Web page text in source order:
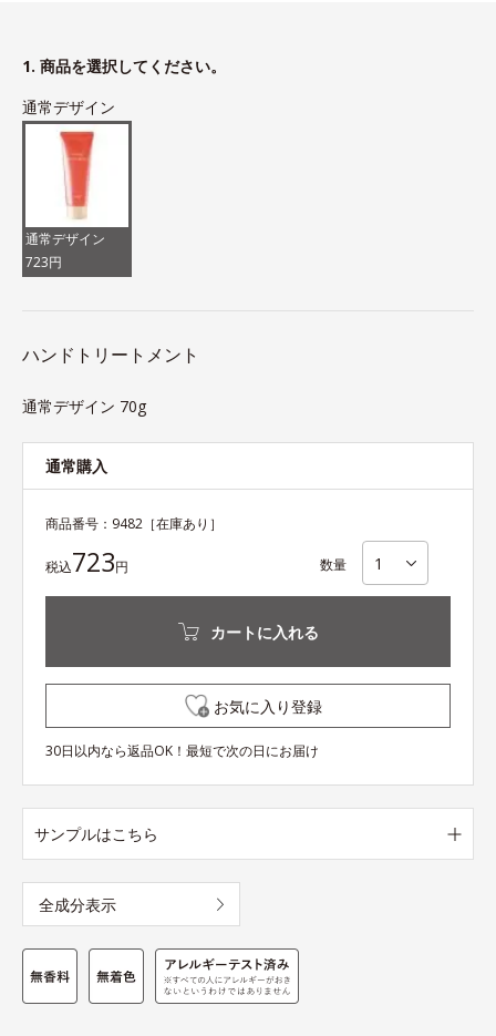
1. 商品を選択してください。
通常デザイン
通常デザイン
723円
ハンドトリートメント
通常デザイン 70g
通常購入
商品番号： 9482 ［在庫あり］
税込723円 数量
カートに入れる
お気に入り登録
30日以内なら返品OK！最短で次の日にお届け
サンプルはこちら
全成分表示